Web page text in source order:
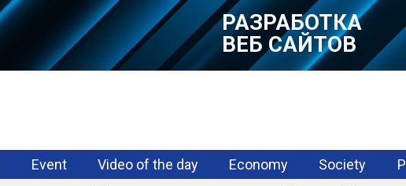
РАЗРАБОТКА
МОБИЛЬНЫХ
ПРИЛОЖЕНИЙ
Event Video of the day Economy Society